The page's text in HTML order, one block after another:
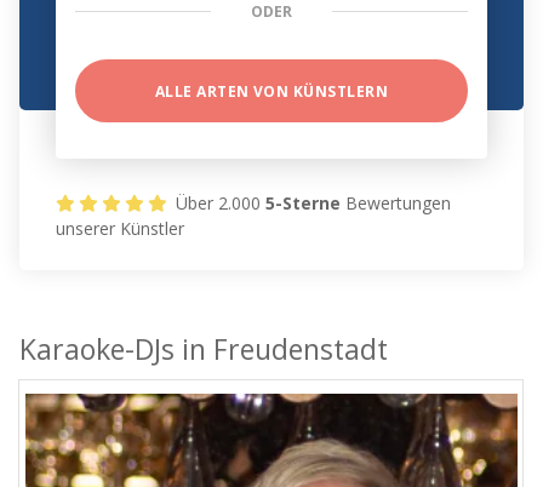
ODER
ALLE ARTEN VON KÜNSTLERN
Über 2.0005-Sterne Bewertungen
unserer Künstler
Karaoke-DJs in Freudenstadt